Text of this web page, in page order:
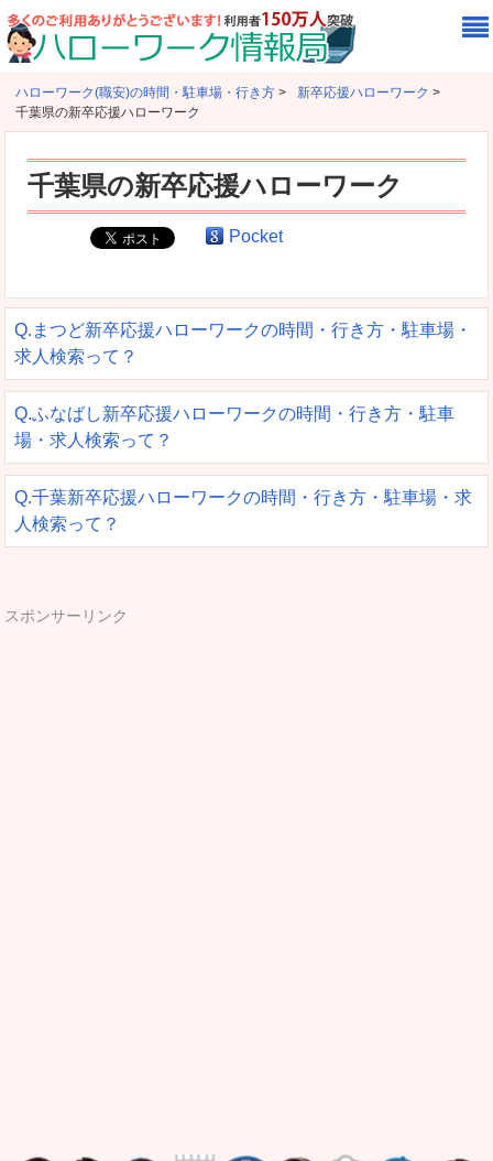
ハローワーク(職安)の時間・駐車場・行き方 > 新卒応援ハローワーク >
千葉県の新卒応援ハローワーク
千葉県の新卒応援ハローワーク
Pocket
Q.まつど新卒応援ハローワークの時間・行き方・駐車場・
求人検索って？
Q.ふなばし新卒応援ハローワークの時間・行き方・駐車
場・求人検索って？
Q.千葉新卒応援ハローワークの時間・行き方・駐車場・求
人検索って？
スポンサーリンク